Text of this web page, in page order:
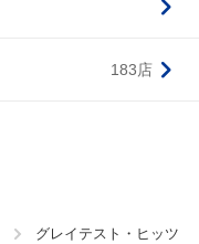
183店
グレイテスト・ヒッツ